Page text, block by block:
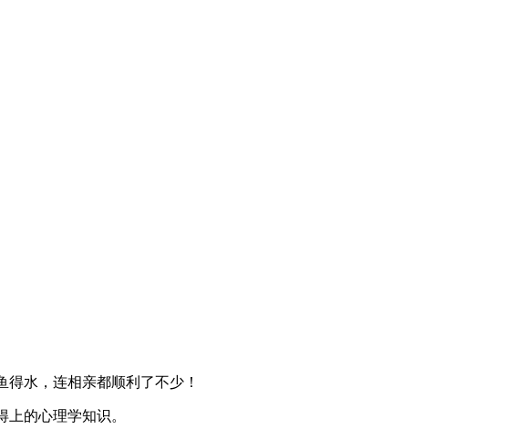
水，连相亲都顺利了不少！
的心理学知识。